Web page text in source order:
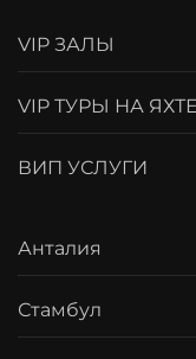
VIP ЗАЛЫ
VIP ТУРЫ НА ЯХТЕ
ВИП УСЛУГИ
Анталия
Стамбул